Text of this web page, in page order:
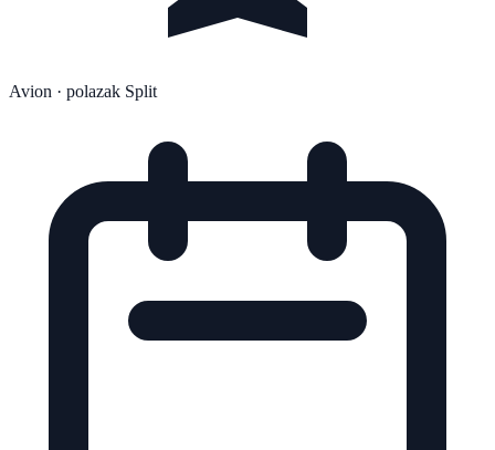
Avion · polazak Split